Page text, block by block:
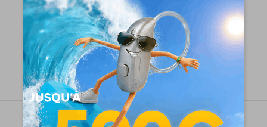
Voir le produit
Demandez un essai gratuit